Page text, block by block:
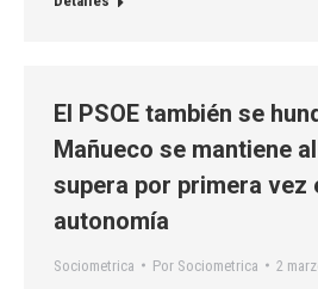
El PSOE también se
Mañueco se mantiene
supera por primera vez
autonomía
Sociometrica Por Sociometrica 2